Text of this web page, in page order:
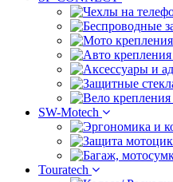
SW-Motech
Touratech